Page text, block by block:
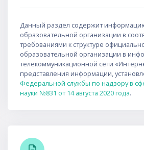
Данный раздел содержит
образовательной организации в
требованиями к структуре
образовательной организации в
телекоммуникационной сети
представления информации,
Федеральной службы по надзору в
науки №831 от 14 августа 2020 года.